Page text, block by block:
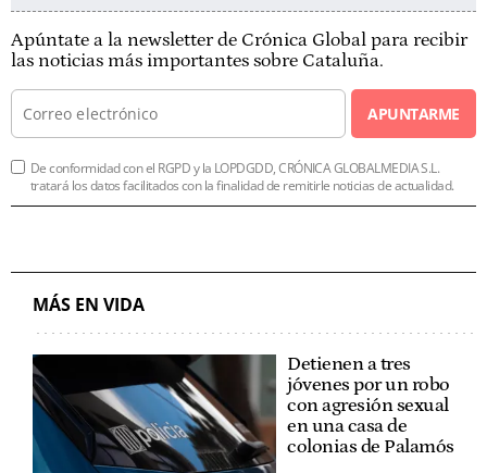
Apúntate a la newsletter de Crónica Global para recibir
las noticias más importantes sobre Cataluña.
APUNTARME
De conformidad con el RGPD y la LOPDGDD, CRÓNICA GLOBALMEDIA S.L.
tratará los datos facilitados con la finalidad de remitirle noticias de actualidad.
MÁS EN VIDA
Detienen a tres
jóvenes por un robo
con agresión sexual
en una casa de
colonias de Palamós